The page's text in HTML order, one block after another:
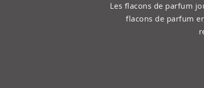
Les flacons de parfum
flacons de parfum